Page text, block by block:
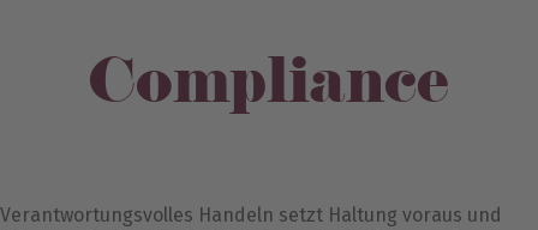
Compliance
Verantwortungsvolles Handeln setzt Haltung voraus und